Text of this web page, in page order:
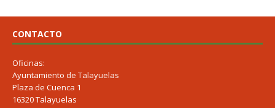
CONTACTO
Oficinas:
Ayuntamiento de Talayuelas
Plaza de Cuenca 1
16320 Talayuelas